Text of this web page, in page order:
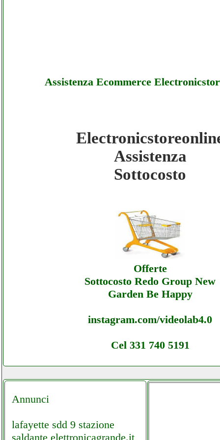
Assistenza Ecommerce
Electronicstoreonline - Assistenza
Electronicstoreonline - Sottocosto
Electronicstoreonline - Assistenza
Electronicstoreonline - Assistenza
Assistenza
Sottocosto
Offerte
Sottocosto Redo Group New
Garden Be Happy
instagram.com/videolab4.0
Cel 331 740 5191
Annunci
lafayette sdd 9 stazione
saldante elettronicagrande.it